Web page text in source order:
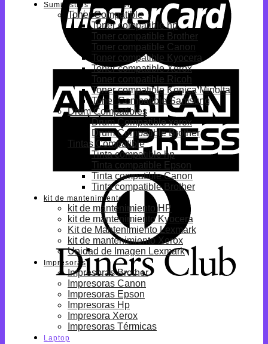
Suministros Compatibles
Toner Compatible
Toner compatible hp
Toner compatible Brother
Toner compatible Canon
Toner compatible Kyocera
Toner compatible Xerox
Toner compatible Ricoh
Toner compatible Konica Minolta
Toner Compatible Samsung
Drum Compatibles
Drum Compatible xerox
Drum Compatible Brother
Tintas Compatible
Tinta compatible hp
Tinta compatible Epson
Tinta compatible Canon
Tinta compatible Brother
kit de mantenimiento
kit de mantenimiento HP
kit de mantenimiento Kyocera
Kit de Mantenimiento Lexmark
kit de mantenimiento Xerox
Unidad de Imagen Lexmark
Impresoras
Impresoras Brother
Impresoras Canon
Impresoras Epson
Impresoras Hp
Impresora Xerox
Impresoras Térmicas
Laptop